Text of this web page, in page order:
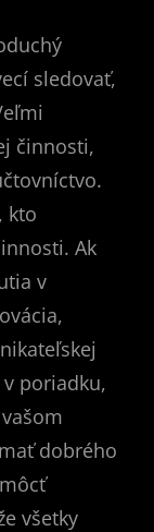
sledovať,
činnosti,
kto
Ak
v
poriadku,
dobrého
všetky